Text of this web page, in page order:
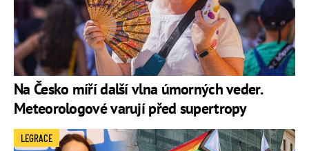
Na Česko míří další vlna úmorných veder.
Meteorologové varují před supertropy
LEGRACE